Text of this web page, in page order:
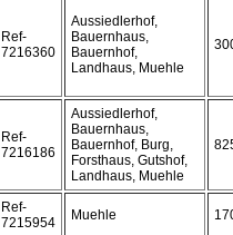
Ref-
7216360
Aussiedlerhof,
Bauernhaus,
Bauernhof,
Landhaus, Muehle
Ref-
7216186
Aussiedlerhof,
Bauernhaus,
Bauernhof, Burg,
Forsthaus, Gutshof,
Landhaus, Muehle
Ref-
7215954
Muehle